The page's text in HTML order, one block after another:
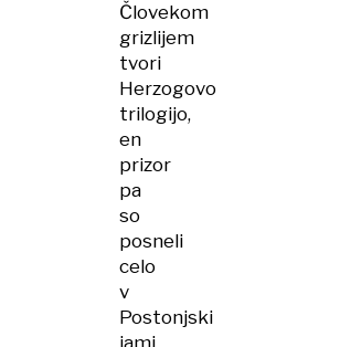
Človekom
grizlijem
tvori
Herzogovo
trilogijo,
en
prizor
pa
so
posneli
celo
v
Postonjski
jami.